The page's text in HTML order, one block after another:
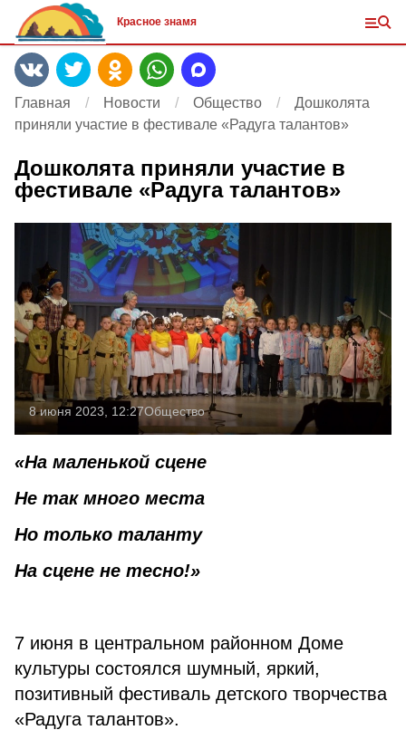
Красное знамя
Главная Новости Общество
Дошколята
приняли участие в фестивале «Радуга талантов»
Дошколята приняли участие в
фестивале «Радуга талантов»
8 июня 2023, 12:27Общество
«На маленькой сцене
Не так много места
Но только таланту
На сцене не тесно!»
7 июня в центральном районном Доме
культуры состоялся шумный, яркий,
позитивный фестиваль детского творчества
«Радуга талантов».